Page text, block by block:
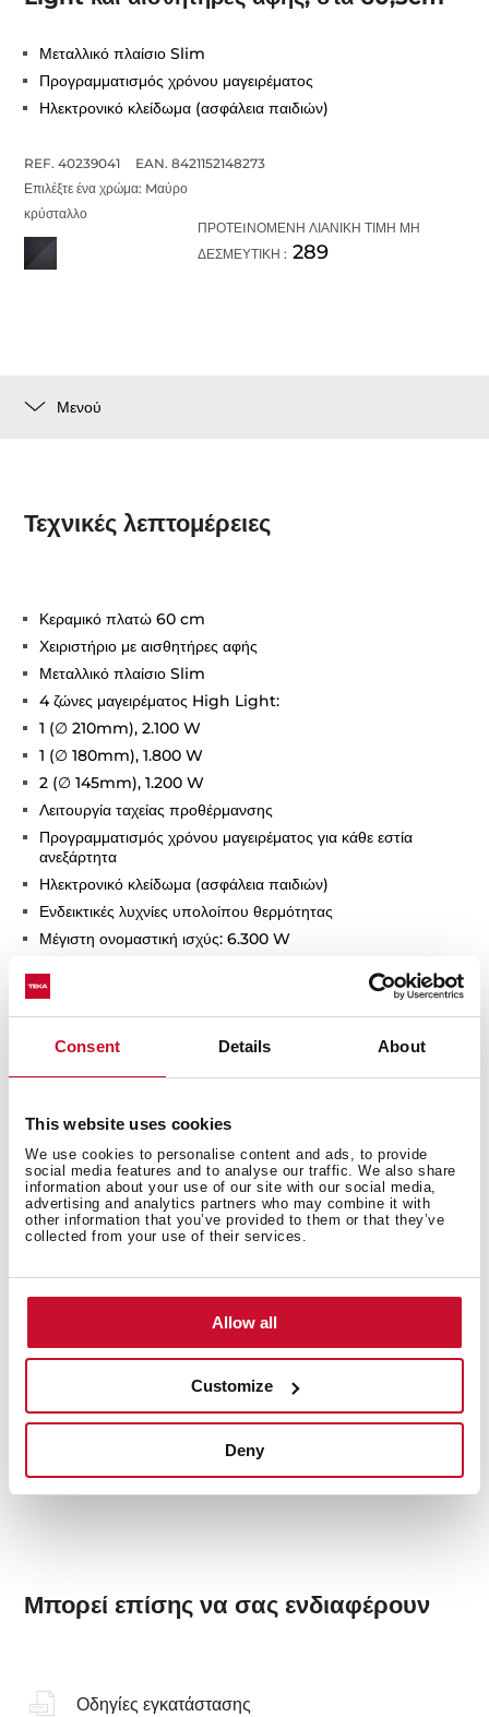
Consent Details About
This website uses cookies
We use cookies to personalise content and ads, to provide
social media features and to analyse our traffic. We also share
information about your use of our site with our social media,
advertising and analytics partners who may combine it with
other information that you’ve provided to them or that they’ve
collected from your use of their services.
Allow all
Customize
Deny
Μεταλλικό πλαίσιο Slim
Προγραμματισμός χρόνου μαγειρέματος
Ηλεκτρονικό κλείδωμα (ασφάλεια παιδιών)
REF. 40239041
EAN. 8421152148273
Επιλέξτε ένα χρώμα: Mαύρο
κρύσταλλο
ΠΡΟΤΕIΝΟΜΕΝΗ ΛΙΑΝΙΚΗ ΤΙΜΗ ΜΗ
ΔΕΣΜΕΥΤΙΚΗ : 289
Μενού
Τεχνικές λεπτομέρειες
Κεραμικό πλατώ 60 cm
Χειριστήριο με αισθητήρες αφής
Μεταλλικό πλαίσιο Slim
4 ζώνες μαγειρέματος High Light:
1 (∅ 210mm), 2.100 W
1 (∅ 180mm), 1.800 W
2 (∅ 145mm), 1.200 W
Λειτουργία ταχείας προθέρμανσης
Προγραμματισμός χρόνου μαγειρέματος για κάθε εστία
ανεξάρτητα
Ηλεκτρονικό κλείδωμα (ασφάλεια παιδιών)
Ενδεικτικές λυχνίες υπολοίπου θερμότητας
Μέγιστη ονομαστική ισχύς: 6.300 W
Εξωτερικές διαστάσεις
Σύστημα ασφαλείας
Μπορεί επίσης να σας ενδιαφέρουν
Οδηγίες εγκατάστασης